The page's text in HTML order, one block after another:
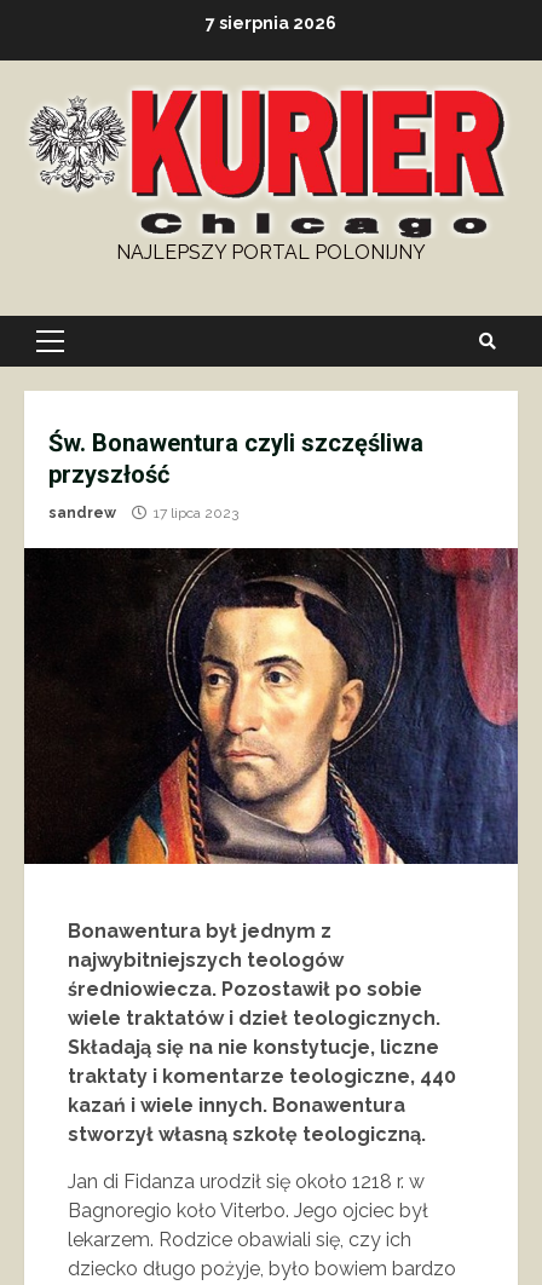
7 sierpnia 2026
NAJLEPSZY PORTAL POLONIJNY
Primary
Św. Bonawentura czyli szczęśliwa
przyszłość
sandrew 17 lipca 2023
Bonawentura był jednym z
najwybitniejszych teologów
średniowiecza. Pozostawił po sobie
wiele traktatów i dzieł teologicznych.
Składają się na nie konstytucje, liczne
traktaty i komentarze teologiczne, 440
kazań i wiele innych. Bonawentura
stworzył własną szkołę teologiczną.
Jan di Fidanza urodził się około 1218 r. w
Bagnoregio koło Viterbo. Jego ojciec był
lekarzem. Rodzice obawiali się, czy ich
dziecko długo pożyje, było bowiem bardzo